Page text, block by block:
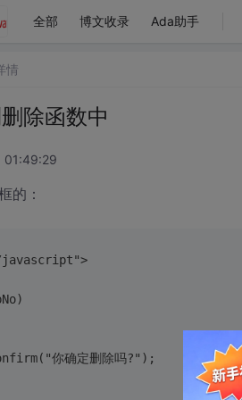
全部 博文收录 Ada助手
情
除函数中
01:49:29
的：
你确定删除吗?");